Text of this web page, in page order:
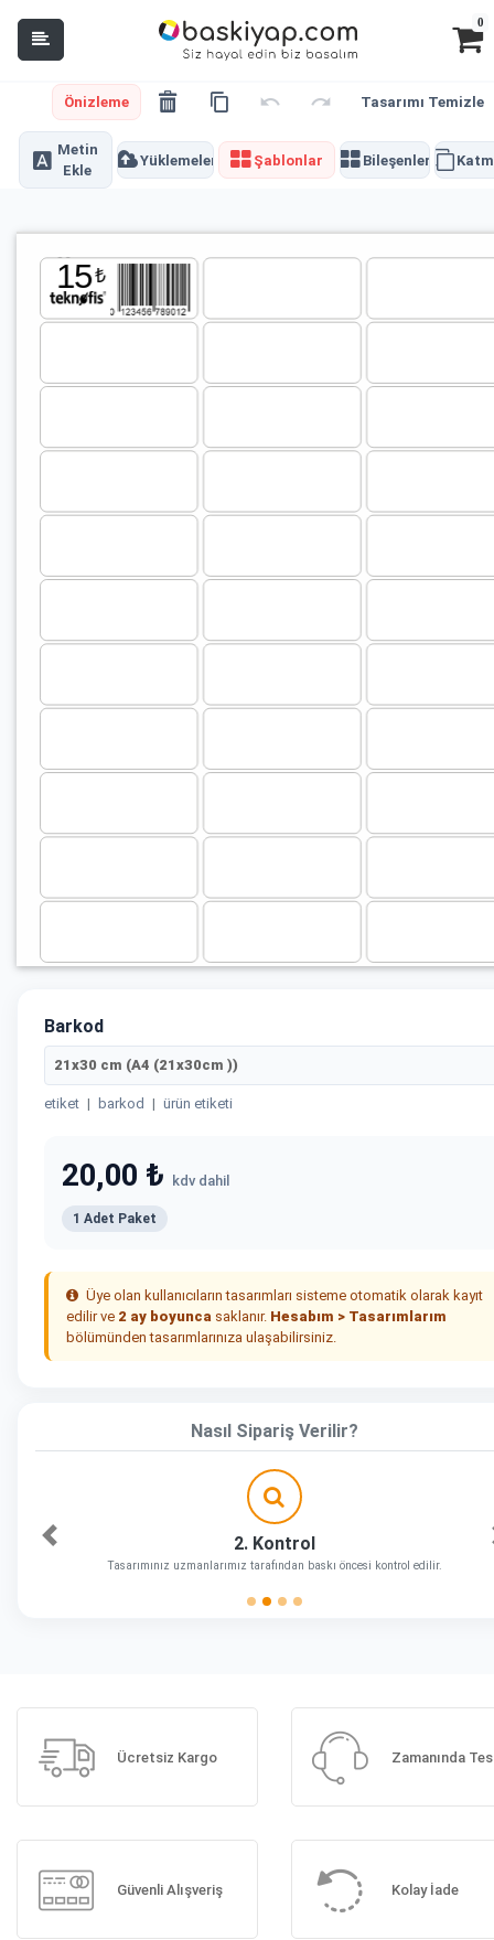
0
Önizleme Tasarımı Temizle
Metin
Ekle
Yüklemeler Şablonlar Bileşenler
Barkod
21x30 cm (A4 (21x30cm ))
etiket | barkod | ürün etiketi
20,00 ₺ kdv dahil
1 Adet Paket
Üye olan kullanıcıların tasarımları sisteme otomatik olarak kayıt
edilir ve 2 ay boyunca saklanır. Hesabım > Tasarımlarım
bölümünden tasarımlarınıza ulaşabilirsiniz.
Nasıl Sipariş Verilir?
2. Kontrol
Tasarımınız uzmanlarımız tarafından baskı öncesi kontrol edilir.
Önceki
Ücretsiz Kargo Zamanında
Güvenli Alışveriş Kolay İade